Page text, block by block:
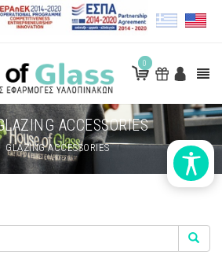
0
ACCESSORIES
GLAZING ACCESSORIES